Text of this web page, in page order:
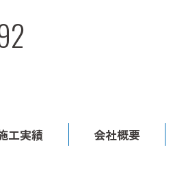
工実績 会社概要